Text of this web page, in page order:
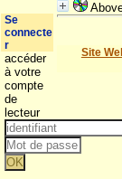
Site
Se
connecte
r
accéder
à votre
compte
de
lecteur